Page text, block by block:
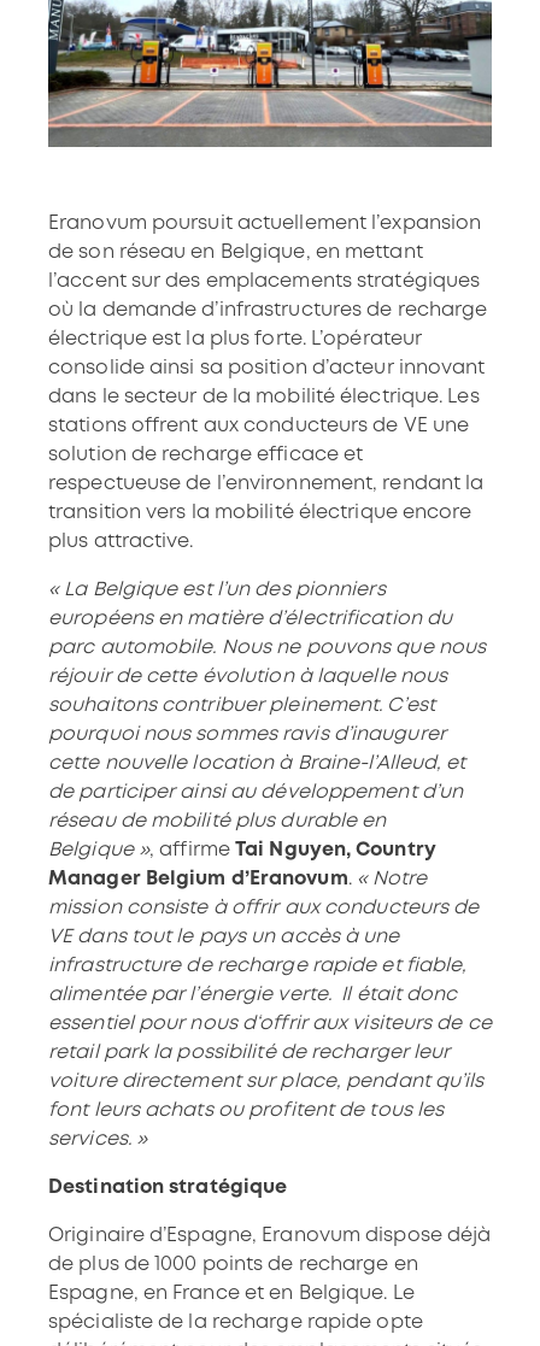
Eranovum poursuit actuellement l’expansion
de son réseau en Belgique, en mettant
l’accent sur des emplacements stratégiques
où la demande d’infrastructures de recharge
électrique est la plus forte. L’opérateur
consolide ainsi sa position d’acteur innovant
dans le secteur de la mobilité électrique. Les
stations offrent aux conducteurs de VE une
solution de recharge efficace et
respectueuse de l’environnement, rendant la
transition vers la mobilité électrique encore
plus attractive.
« La Belgique est l’un des pionniers
européens en matière d’électrification du
parc automobile. Nous ne pouvons que nous
réjouir de cette évolution à laquelle nous
souhaitons contribuer pleinement. C’est
pourquoi nous sommes ravis d’inaugurer
cette nouvelle location à Braine-l’Alleud, et
de participer ainsi au développement d’un
réseau de mobilité plus durable en
Belgique », affirme Tai Nguyen, Country
Manager Belgium d’Eranovum. « Notre
mission consiste à offrir aux conducteurs de
VE dans tout le pays un accès à une
infrastructure de recharge rapide et fiable,
alimentée par l’énergie verte.
Il était donc
essentiel pour nous d‘offrir aux visiteurs de ce
retail park la possibilité de recharger leur
voiture directement sur place, pendant qu’ils
font leurs achats ou profitent de tous les
services. »
Destination stratégique
Originaire d’Espagne, Eranovum dispose déjà
de plus de 1000 points de recharge en
Espagne, en France et en Belgique. Le
spécialiste de la recharge rapide opte